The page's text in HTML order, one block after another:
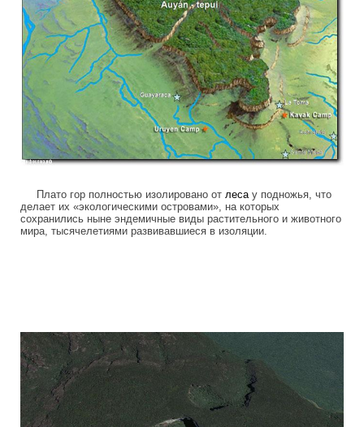
Плато гор полностью изолировано от лесау подножья, что
делает их «экологическими островами», на которых
сохранились ныне эндемичные виды растительного и животного
мира, тысячелетиями развивавшиеся в изоляции.